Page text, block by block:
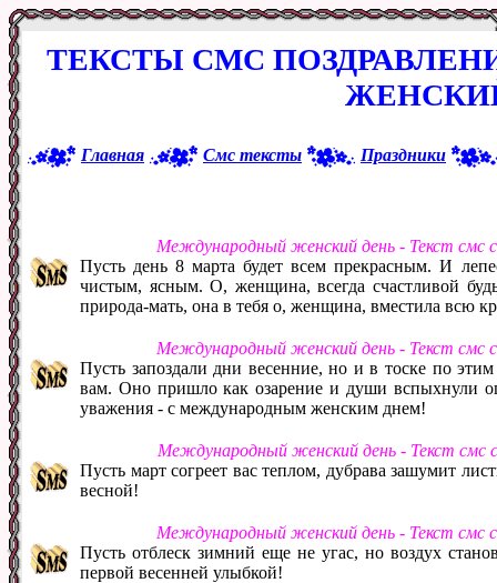
ТЕКСТЫ СМС
Главная Смс тексты Праздники
Международный женский день - Текст смс
Пусть день 8 марта будет всем прекрасным. И
чистым, ясным. О, женщина, всегда счастливой
природа-мать, она в тебя о, женщина, вместила всю
Международный женский день - Текст смс
Пусть запоздали дни весенние, но и в тоске по
вам. Оно пришло как озарение и души вспыхнули
уважения - с международным женским днем!
Международный женский день - Текст смс
Пусть март согреет вас теплом, дубрава зашумит
весной!
Международный женский день - Текст смс
Пусть отблеск зимний еще не угас, но воздух
первой весенней улыбкой!